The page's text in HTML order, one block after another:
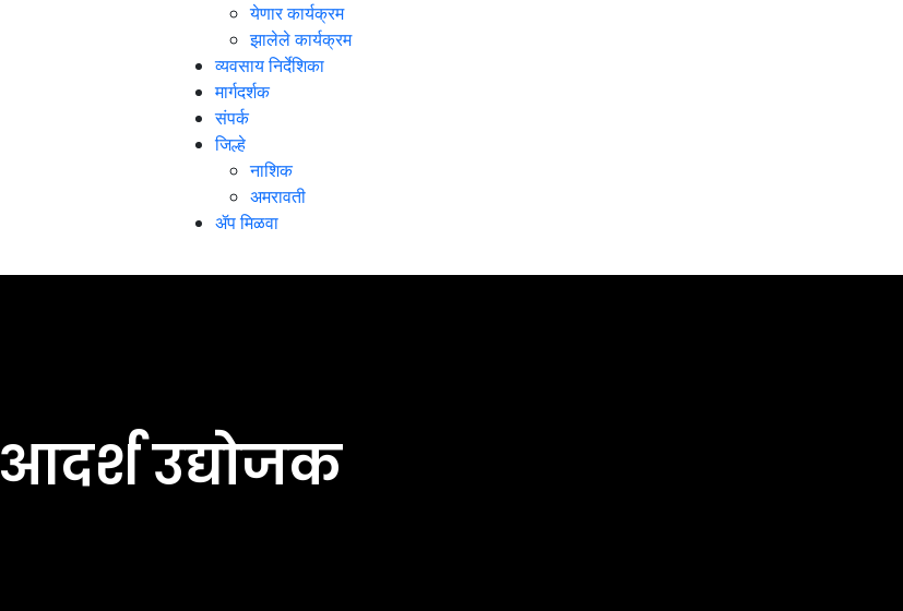
येणार कार्यक्रम
झालेले कार्यक्रम
व्यवसाय निर्देशिका
मार्गदर्शक
संपर्क
जिल्हे
नाशिक
अमरावती
ॲप मिळवा
आदर्श उद्योजक